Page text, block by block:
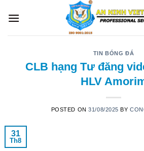
TIN BÓNG ĐÁ
CLB hạng Tư đăng
HLV
POSTED ON31/08/2025 BY
31
Th8